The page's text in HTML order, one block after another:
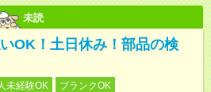
未読
OK！土日休み！部品の検
未経験OK
ブランクOK